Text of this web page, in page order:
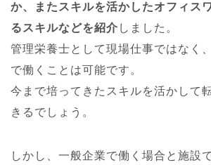
か、またスキルを活かしたオフィス
るスキルなどを紹介 しました。
管理栄養士として現場仕事ではなく
で働くことは可能です。
今まで培ってきたスキルを活かして
きるでしょう。
しかし、一般企業で働く場合と施設